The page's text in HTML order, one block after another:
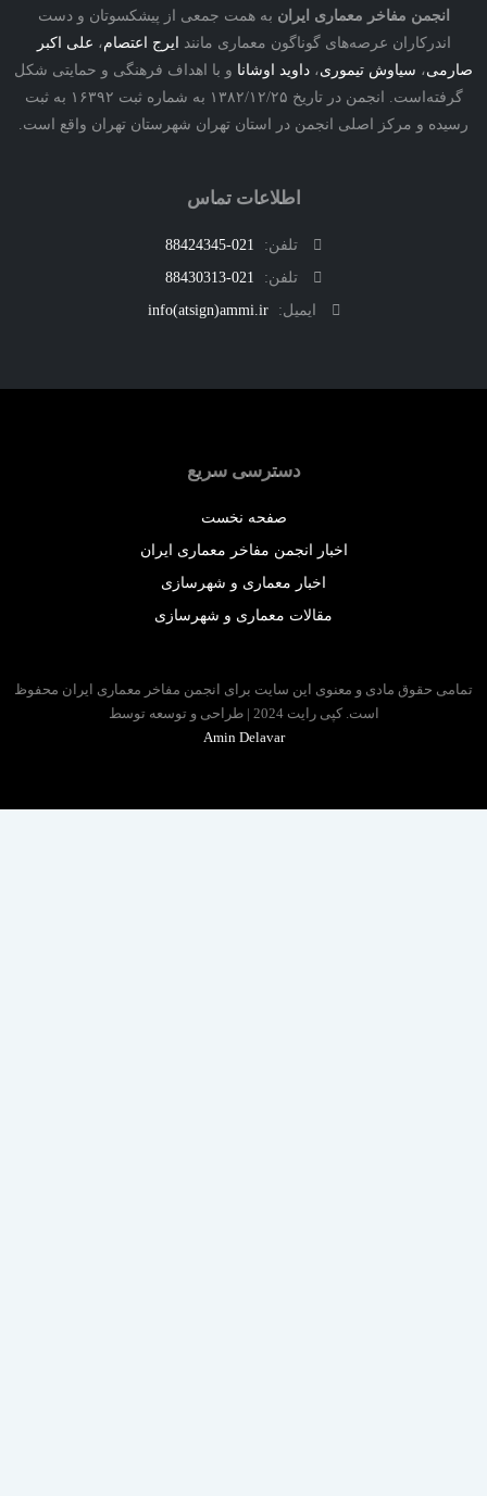
مفاخر معماری ایرانبه همت جمعی از پیشکسوتان و دست
عرصه‌های گوناگون معماری مانندایرج اعتصام،علی اکبر
،سیاوش تیموری،داوید اوشاناو با اهداف فرهنگی و حمایتی شکل
گرفته‌است. انجمن در تاریخ ۱۳۸۲/۱۲/۲۵ به شماره ثبت ۱۶۳۹۲ به ثبت
و مرکز اصلی انجمن در استان تهران شهرستان تهران واقع است.
اطلاعات تماس
تلفن:
021-88424345
تلفن:
021-88430313
ایمیل:
info(atsign)ammi.ir
دسترسی سریع
صفحه نخست
اخبار انجمن مفاخر معماری ایران
اخبار معماری و شهرسازی
مقالات معماری و شهرسازی
حقوق مادی و معنوی این سایت برای انجمن مفاخر معماری ایران محفوظ
است. کپی رایت 2024 | طراحی و توسعه توسط
Amin Delavar